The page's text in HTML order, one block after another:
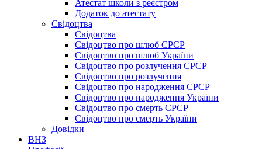
Атестат школи з реєстром
Додаток до атестату
Свідоцтва
Свідоцтва
Свідоцтво про шлюб СРСР
Свідоцтво про шлюб України
Свідоцтво про розлучення СРСР
Свідоцтво про розлучення
Свідоцтво про народження СРСР
Свідоцтво про народження України
Свідоцтво про смерть СРСР
Свідоцтво про смерть України
Довідки
ВНЗ